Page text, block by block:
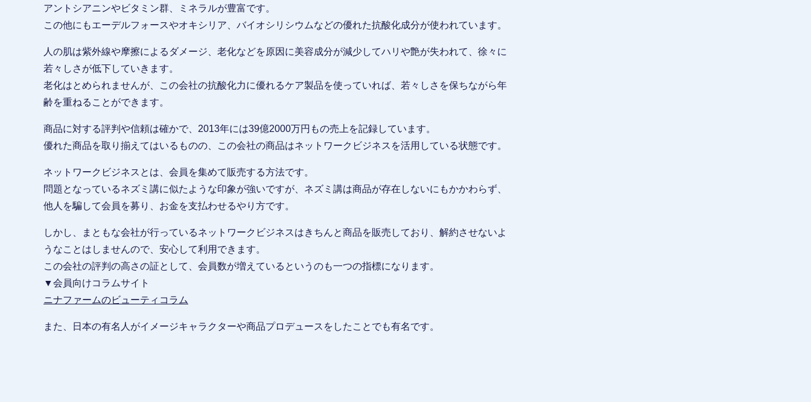
アントシアニンやビタミン群、ミネラルが豊富です。
この他にもエーデルフォースやオキシリア、バイオシリシウムなどの優れた抗酸化成分が使われています。
人の肌は紫外線や摩擦によるダメージ、老化などを原因に美容成分が減少してハリや艶が失われて、徐々に
若々しさが低下していきます。
老化はとめられませんが、この会社の抗酸化力に優れるケア製品を使っていれば、若々しさを保ちながら年
齢を重ねることができます。
商品に対する評判や信頼は確かで、2013年には39億2000万円もの売上を記録しています。
優れた商品を取り揃えてはいるものの、この会社の商品はネットワークビジネスを活用している状態です。
ネットワークビジネスとは、会員を集めて販売する方法です。
問題となっているネズミ講に似たような印象が強いですが、ネズミ講は商品が存在しないにもかかわらず、
他人を騙して会員を募り、お金を支払わせるやり方です。
しかし、まともな会社が行っているネットワークビジネスはきちんと商品を販売しており、解約させないよ
うなことはしませんので、安心して利用できます。
この会社の評判の高さの証として、会員数が増えているというのも一つの指標になります。
▼会員向けコラムサイト
ニナファームのビューティコラム
また、日本の有名人がイメージキャラクターや商品プロデュースをしたことでも有名です。